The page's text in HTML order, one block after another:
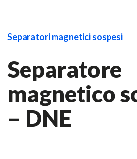
Separatori magnetici sospesi
Separatore
magnetico
– DNE